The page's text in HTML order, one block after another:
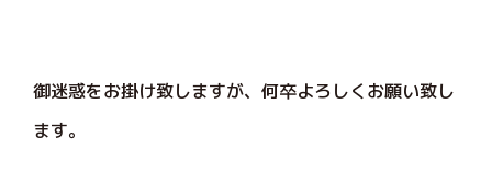
御迷惑をお掛け致しますが、何卒よろしくお願い致し
ます。